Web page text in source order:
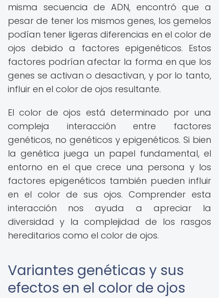
misma secuencia de ADN, encontró que a
pesar de tener los mismos genes, los gemelos
podían tener ligeras diferencias en el color de
ojos debido a factores epigenéticos. Estos
factores podrían afectar la forma en que los
genes se activan o desactivan, y por lo tanto,
influir en el color de ojos resultante.
El color de ojos está determinado por una
compleja interacción entre factores
genéticos, no genéticos y epigenéticos. Si bien
la genética juega un papel fundamental, el
entorno en el que crece una persona y los
factores epigenéticos también pueden influir
en el color de sus ojos. Comprender esta
interacción nos ayuda a apreciar la
diversidad y la complejidad de los rasgos
hereditarios como el color de ojos.
Variantes genéticas y sus
efectos en el color de ojos